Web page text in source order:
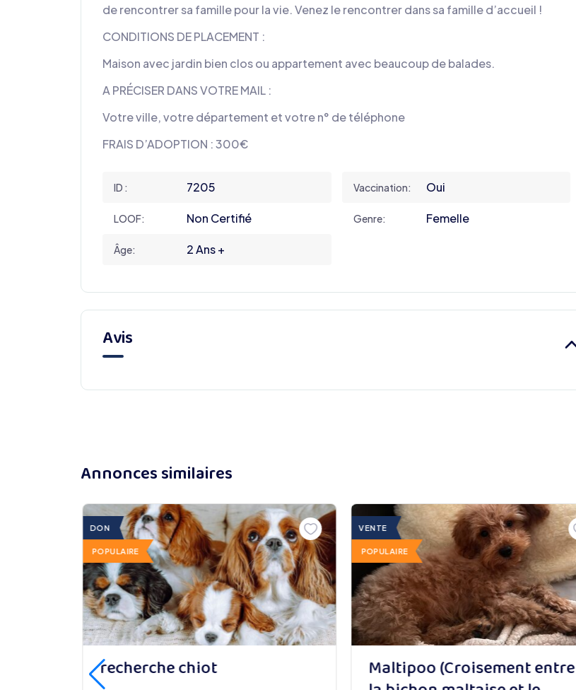
de rencontrer sa famille pour la vie. Venez le rencontrer dans sa famille d’accueil !
CONDITIONS DE PLACEMENT :
Maison avec jardin bien clos ou appartement avec beaucoup de balades.
A PRÉCISER DANS VOTRE MAIL :
Votre ville, votre département et votre n° de téléphone
FRAIS D’ADOPTION : 300€
ID : 7205 Vaccination: Oui
LOOF: Non Certifié Genre: Femelle
Âge: 2 Ans +
Avis
Annonces similaires
DON
POPULAIRE
recherche chiot
VENTE
POPULAIRE
Maltipoo (Croisement entre